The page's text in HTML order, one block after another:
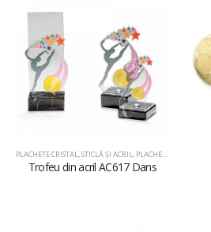
PLACHETE CRISTAL, STICLĂ ŞI ACRIL PLACHETE DIN ACRIL
Trofeu din acril AC617 Dans